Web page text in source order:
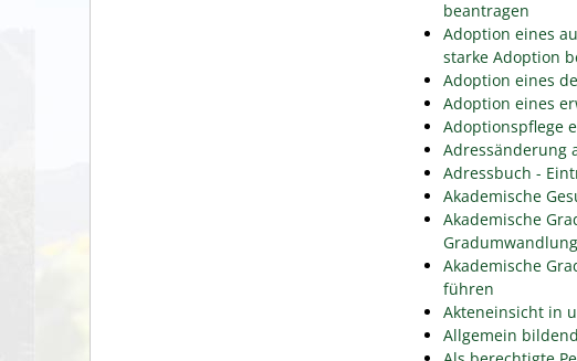
beantragen
Adoption eines
starke Adoption
Adoption eines
Adoption eines
Adoptionspflege
Adressänderung
Adressbuch -
Akademische
Akademische
Akademische
führen
Akteneinsicht in
Allgemein